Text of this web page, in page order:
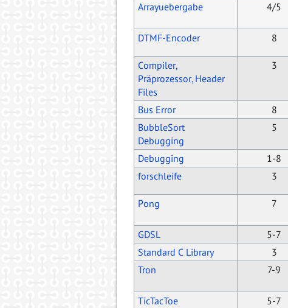
Arrayuebergabe 4/5
DTMF-Encoder
8
Compiler,
Präprozessor, Header
Files
3
Bus Error 8
BubbleSort
Debugging
5
Debugging 1-8
forschleife
3
Pong 7
GDSL
5-7
Standard C Library
3
Tron
7-9
TicTacToe
5-7